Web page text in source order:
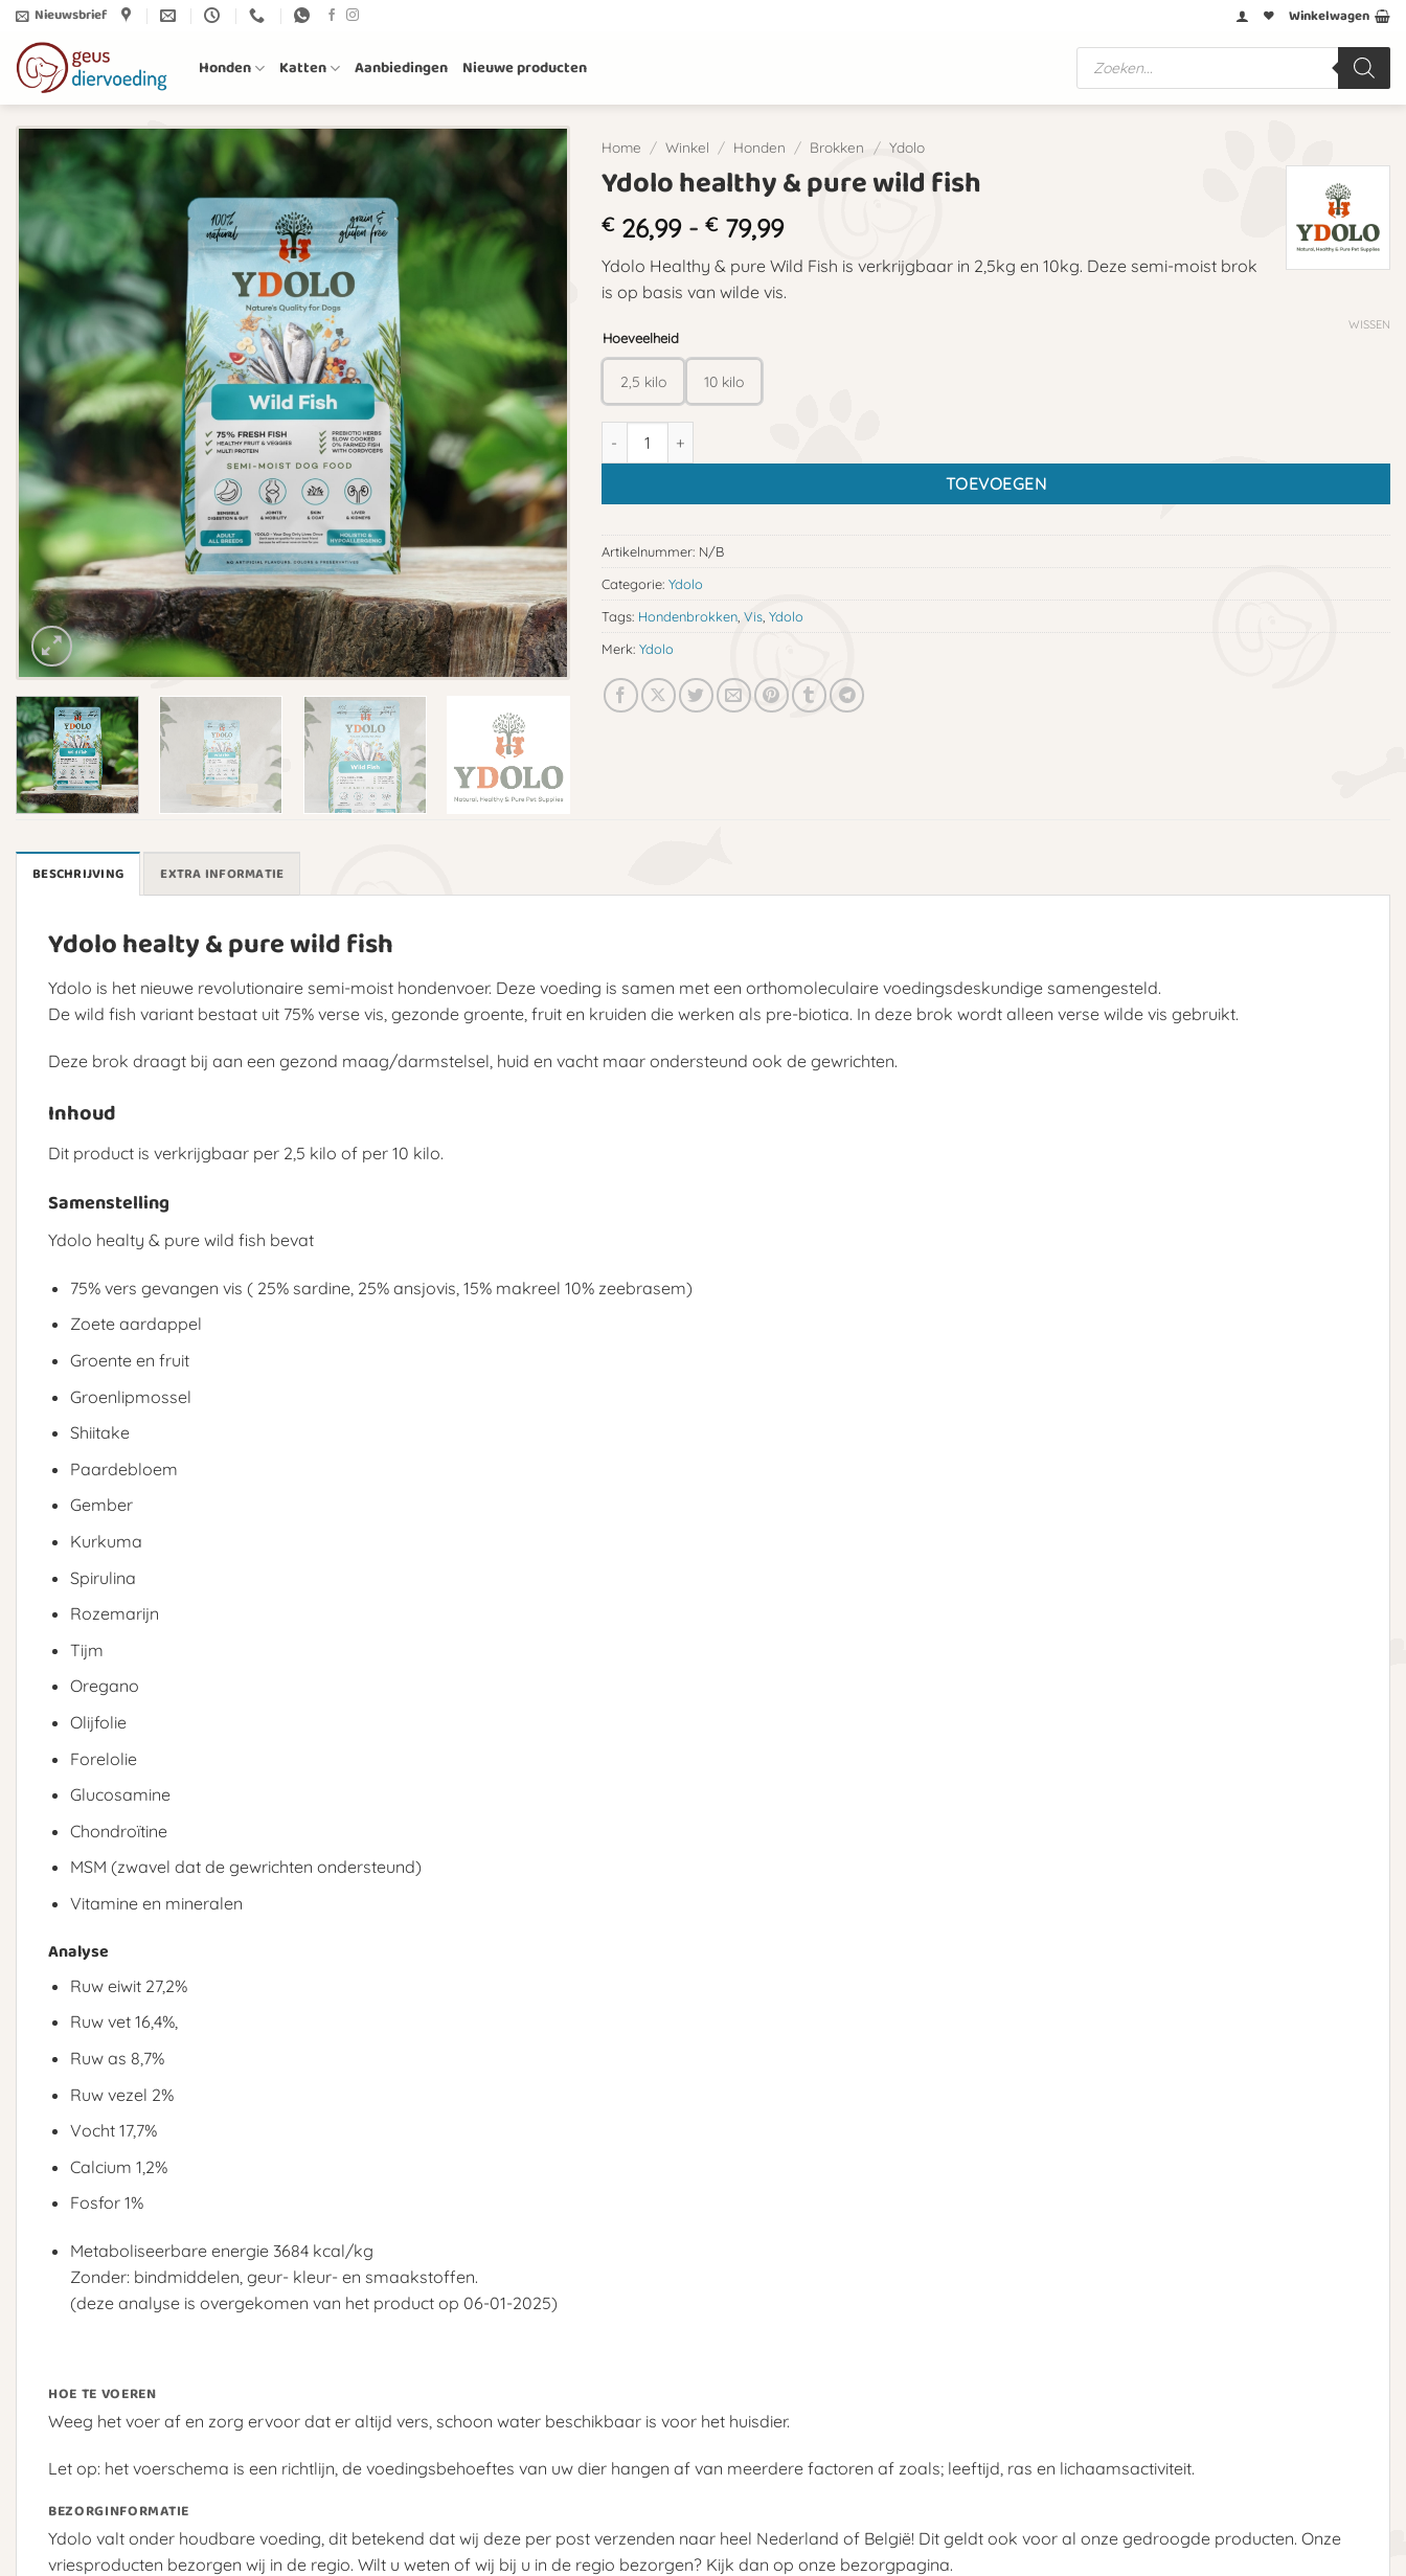
Ga
naar
inhoud
Nieuwsbrief Winkelwagen
Honden Katten Aanbiedingen Nieuwe producten
Producten
zoeken
Home / Winkel / Honden / Brokken / Ydolo
Ydolo healthy & pure wild fish
€26,99 - €79,99Prijsklasse:
€ 26,99
tot
€ 79,99
Ydolo Healthy & pure Wild Fish is verkrijgbaar in 2,5kg en 10kg. Deze semi-moist brok
is op basis van wilde vis.
Hoeveelheid
2,5 kilo 10 kilo
WISSEN
Ydolo healthy & pure wild fish aantal
TOEVOEGEN
Artikelnummer: N/B
Categorie: Ydolo
Tags: Hondenbrokken Vis Ydolo
Merk: Ydolo
BESCHRIJVING EXTRA INFORMATIE
Ydolo healty & pure wild fish
Ydolo is het nieuwe revolutionaire semi-moist hondenvoer. Deze voeding is samen met een orthomoleculaire voedingsdeskundige samengesteld.
De wild fish variant bestaat uit 75% verse vis, gezonde groente, fruit en kruiden die werken als pre-biotica. In deze brok wordt alleen verse wilde vis gebruikt.
Deze brok draagt bij aan een gezond maag/darmstelsel, huid en vacht maar ondersteund ook de gewrichten.
Inhoud
Dit product is verkrijgbaar per 2,5 kilo of per 10 kilo.
Samenstelling
Ydolo healty & pure wild fish bevat
75% vers gevangen vis ( 25% sardine, 25% ansjovis, 15% makreel 10% zeebrasem)
Zoete aardappel
Groente en fruit
Groenlipmossel
Shiitake
Paardebloem
Gember
Kurkuma
Spirulina
Rozemarijn
Tijm
Oregano
Olijfolie
Forelolie
Glucosamine
Chondroïtine
MSM (zwavel dat de gewrichten ondersteund)
Vitamine en mineralen
Analyse
Ruw eiwit 27,2%
Ruw vet 16,4%,
Ruw as 8,7%
Ruw vezel 2%
Vocht 17,7%
Calcium 1,2%
Fosfor 1%
Metaboliseerbare energie 3684 kcal/kg
Zonder: bindmiddelen, geur- kleur- en smaakstoffen.
(deze analyse is overgekomen van het product op 06-01-2025)
HOE TE VOEREN
Weeg het voer af en zorg ervoor dat er altijd vers, schoon water beschikbaar is voor het huisdier.
Let op: het voerschema is een richtlijn, de voedingsbehoeftes van uw dier hangen af van meerdere factoren af zoals; leeftijd, ras en lichaamsactiviteit.
BEZORGINFORMATIE
Ydolo valt onder houdbare voeding, dit betekend dat wij deze per post verzenden naar heel Nederland of België! Dit geldt ook voor al onze gedroogde producten. Onze
vriesproducten bezorgen wij in de regio. Wilt u weten of wij bij u in de regio bezorgen? Kijk dan op onze bezorgpagina.